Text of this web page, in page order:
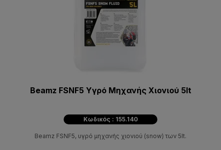
Beamz FSNF5 Υγρό Mηχανής Χιονιού 5lt
Κωδικός : 155.140
Beamz FSNF5, υγρό μηχανής χιονιού (snow) των 5lt.